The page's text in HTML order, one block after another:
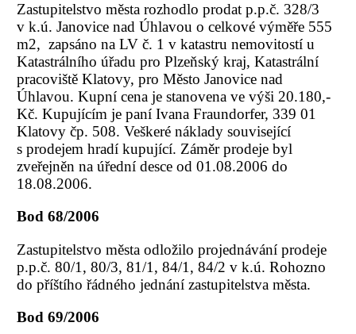
Zastupitelstvo města rozhodlo prodat p.p.č. 328/3
v k.ú. Janovice nad Úhlavou o celkové výměře 555
m2, zapsáno na LV č. 1 v katastru nemovitostí u
Katastrálního úřadu pro Plzeňský kraj, Katastrální
pracoviště Klatovy, pro Město Janovice nad
Úhlavou. Kupní cena je stanovena ve výši 20.180,-
Kč. Kupujícím je paní Ivana Fraundorfer, 339 01
Klatovy čp. 508. Veškeré náklady související
s prodejem hradí kupující. Záměr prodeje byl
zveřejněn na úřední desce od 01.08.2006 do
18.08.2006.
Bod 68/2006
Zastupitelstvo města odložilo projednávání prodeje
p.p.č. 80/1, 80/3, 81/1, 84/1, 84/2 v k.ú. Rohozno
do příštího řádného jednání zastupitelstva města.
Bod 69/2006